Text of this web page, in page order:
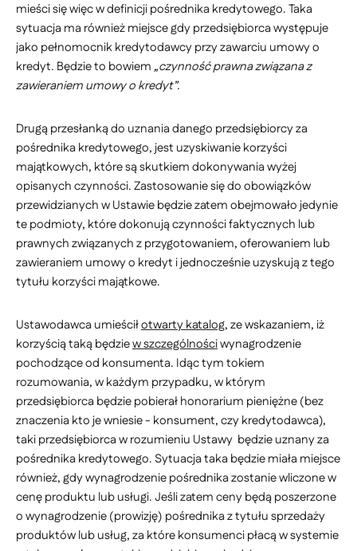
mieści się więc w definicji pośrednika kredytowego. Taka
sytuacja ma również miejsce gdy przedsiębiorca występuje
jako pełnomocnik kredytodawcy przy zawarciu umowy o
kredyt. Będzie to bowiem „czynność prawna związana z
zawieraniem umowy o kredyt”.
Drugą przesłanką do uznania danego przedsiębiorcy za
pośrednika kredytowego, jest uzyskiwanie korzyści
majątkowych, które są skutkiem dokonywania wyżej
opisanych czynności. Zastosowanie się do obowiązków
przewidzianych w Ustawie będzie zatem obejmowało jedynie
te podmioty, które dokonują czynności faktycznych lub
prawnych związanych z przygotowaniem, oferowaniem lub
zawieraniem umowy o kredyt i jednocześnie uzyskują z tego
tytułu korzyści majątkowe.
Ustawodawca umieściłotwarty katalog, ze wskazaniem, iż
korzyścią taką będziew szczególnościwynagrodzenie
pochodzące od konsumenta. Idąc tym tokiem
rozumowania, w każdym przypadku, w którym
przedsiębiorca będzie pobierał honorarium pieniężne (bez
znaczenia kto je wniesie - konsument, czy kredytodawca),
taki przedsiębiorca w rozumieniu Ustawy będzie uznany za
pośrednika kredytowego. Sytuacja taka będzie miała miejsce
również, gdy wynagrodzenie pośrednika zostanie wliczone w
cenę produktu lub usługi. Jeśli zatem ceny będą poszerzone
o wynagrodzenie (prowizję) pośrednika z tytułu sprzedaży
produktów lub usług, za które konsumenci płacą w systemie